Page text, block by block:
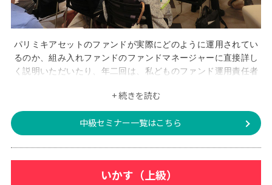
パリミキアセットのファンドが実際にどのように運用されてい
るのか、組み入れファンドのファンドマネージャーに直接詳し
く説明いただいたり、年二回は、私どものファンド運用責任者
+ 続きを読む
中級セミナー一覧はこちら
いかす（上級）